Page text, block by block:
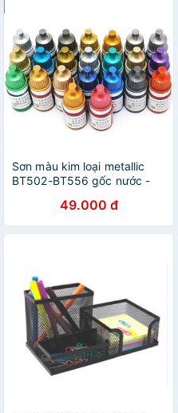
Sơn màu kim loại metallic
BT502-BT556 gốc nước -
49.000 đ